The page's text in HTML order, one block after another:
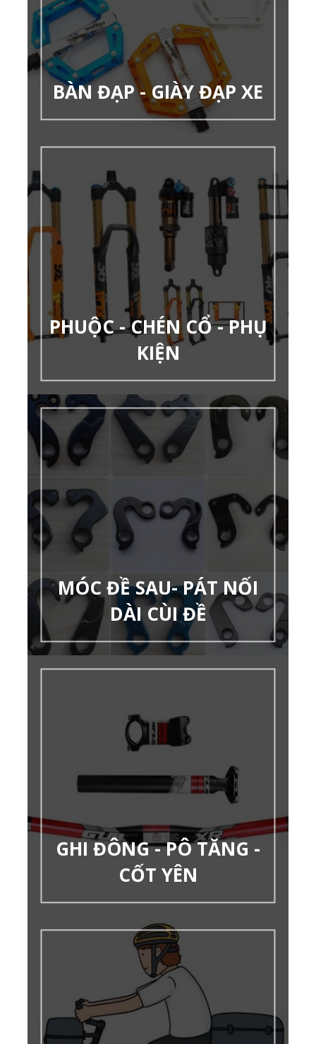
BÀN ĐẠP - GIÀY ĐẠP XE
PHUỘC - CHÉN CỔ - PHỤ
KIỆN
MÓC ĐỀ SAU- PÁT NỐI
DÀI CÙI ĐỀ
GHI ĐÔNG - PÔ TĂNG -
CỐT YÊN